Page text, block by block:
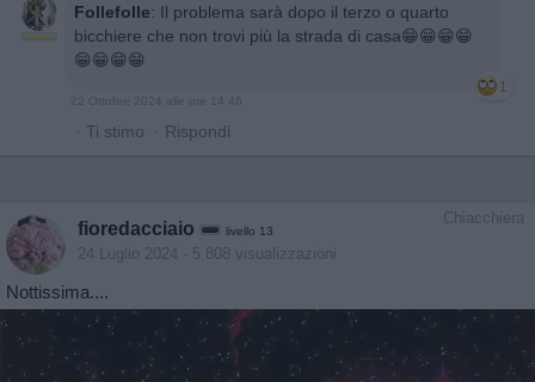
Follefolle: Il problema sarà dopo il terzo o quarto
bicchiere che non trovi più la strada di casa😁😁😁😁
😁😁😁😁
1
· Ti stimo · Rispondi
Chiacchiera
fioredacciaio livello 13
24 Luglio 2024 - 5.808 visualizzazioni
Nottissima....